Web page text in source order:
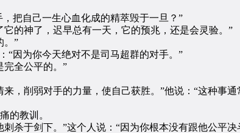
把自己一生心血化成的精萃毁于一旦？”
的神了，迟早总有一天，它的预兆，还是会灵验。”
。”
因为你今天绝对不是司马超群的对手。”
全公平的。”
削弱对手的力量，使自己获胜。”他说：“这种事通
的教训。
于剑下。”这个人说：“因为你根本没有跟他公平决